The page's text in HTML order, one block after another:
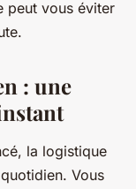
peut vous éviter
: une
la logistique
Vous